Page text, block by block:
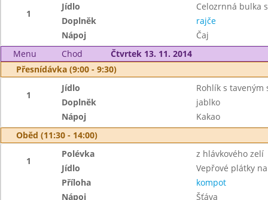
1
Jídlo
Celozrnná bulka
Doplněk
rajče
Nápoj
Čaj
Menu
Chod
Čtvrtek 13. 11. 2014
Přesnídávka (9:00 - 9:30)
1
Jídlo
Rohlík s taveným
Doplněk
jablko
Nápoj
Kakao
Oběd (11:30 - 14:00)
1
Polévka
z hlávkového zelí
Jídlo
Vepřové plátky
Příloha
kompot
Nápoj
Šťáva